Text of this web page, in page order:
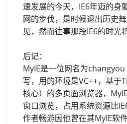
速发展的今天，IE6年迈的身
网的步伐，是时候退出历史
见，然而往事那段IE6的时光
后记：
MyIE是一位网名为
写，用的环境是VC++，基于
核心）的多页面浏览器，
窗口浏览，占用系统资源比
作者畅游因他曾在其MyIE软